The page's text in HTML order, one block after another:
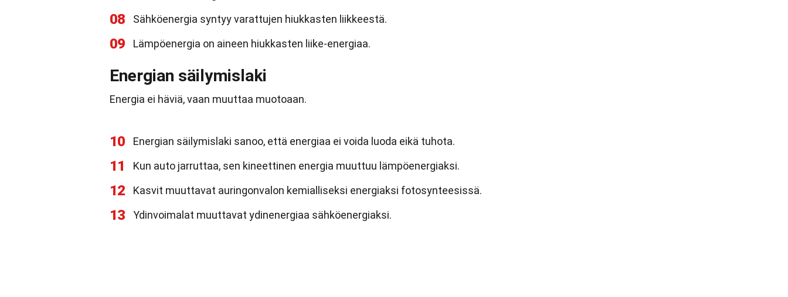
08 Sähköenergia syntyy varattujen hiukkasten liikkeestä.
09 Lämpöenergia on aineen hiukkasten liike-energiaa.
Energian säilymislaki
Energia ei häviä, vaan muuttaa muotoaan.
10 Energian säilymislaki sanoo, että energiaa ei voida luoda eikä tuhota.
11 Kun auto jarruttaa, sen kineettinen energia muuttuu lämpöenergiaksi.
12 Kasvit muuttavat auringonvalon kemialliseksi energiaksi fotosynteesissä.
13 Ydinvoimalat muuttavat ydinenergiaa sähköenergiaksi.